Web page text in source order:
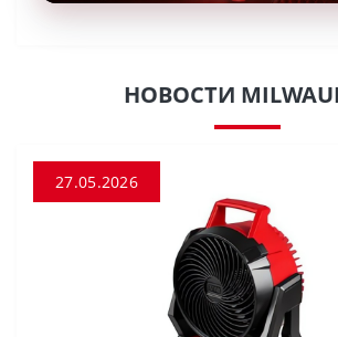
НОВОСТИ
27.05.2026